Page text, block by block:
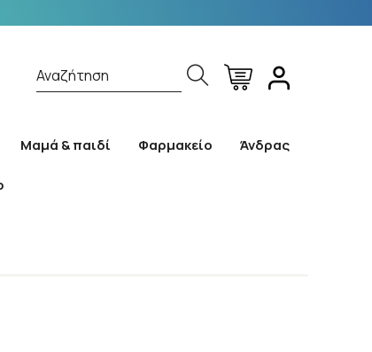
Αναζήτηση
Μαμά & παιδί Φαρμακείο Άνδρας